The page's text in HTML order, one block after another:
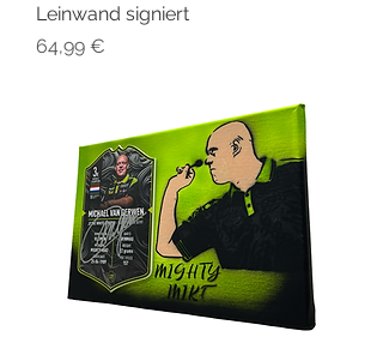
Leinwand signiert
Preis
64,99 €